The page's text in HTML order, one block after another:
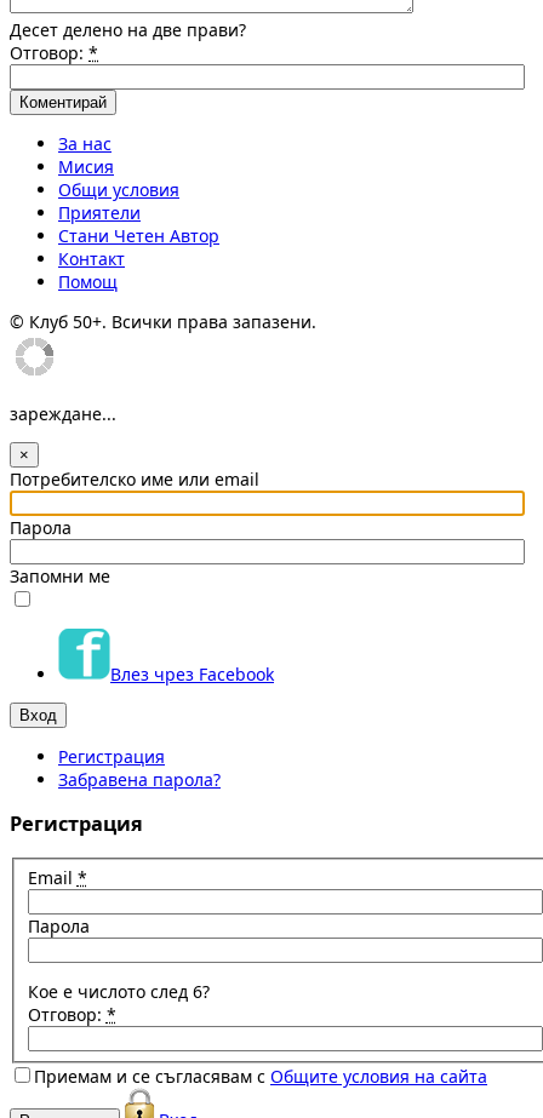
Десет делено на две прави?
Отговор: *
За нас
Мисия
Общи условия
Приятели
Стани Четен Автор
Контакт
Помощ
© Клуб 50+. Всички права запазени.
зареждане...
×
Потребителско име или email
Парола
Запомни ме
Влез чрез Facebook
Регистрация
Забравена парола?
Регистрация
Email *
Парола
Кое е числото след 6?
Отговор: *
Приемам и се съгласявам с Общите условия на сайта